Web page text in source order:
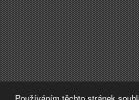
Používáním těchto stránek